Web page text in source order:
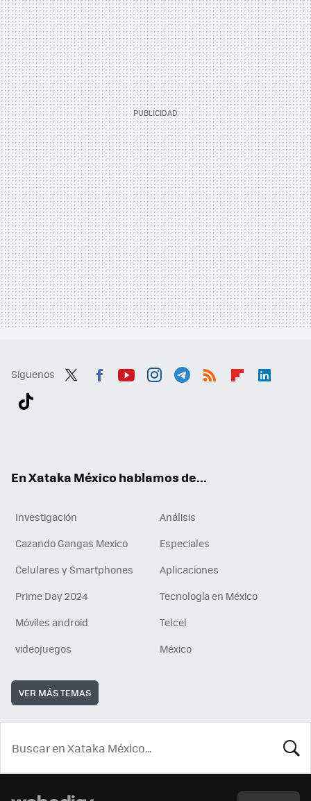
Síguenos
En Xataka México hablamos de...
Investigación
Análisis
Cazando Gangas Mexico
Especiales
Celulares y Smartphones
Aplicaciones
Prime Day 2024
Tecnología en México
Móviles android
Telcel
videojuegos
México
VER MÁS TEMAS